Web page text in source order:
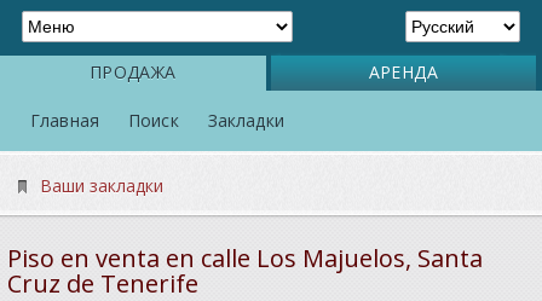
ПРОДАЖА АРЕНДА
Главная Поиск Закладки
Ваши закладки
Piso en venta en calle Los Majuelos, Santa
Cruz de Tenerife